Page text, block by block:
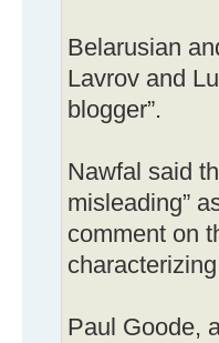
Belarusian
Lavrov and
blogger”.
Nawfal said
misleading”
comment on
Paul Goode,